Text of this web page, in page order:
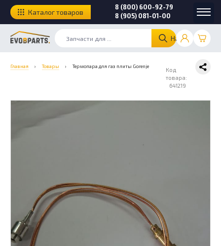
Найти
8 (800) 600-92-79
8 (905) 081-01-00
Каталог товаров
Главная › Товары › Термопара для газ плиты Gorenje
Код
товара:
641219